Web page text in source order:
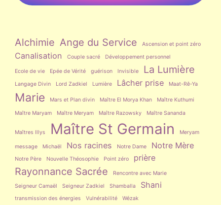
Alchimie Ange du Service Ascension et point zéro
Canalisation Couple sacré Développement personnel
Ecole de vie Epée de Vérité guérison Invisible La Lumière
Langage Divin Lord Zadkiel Lumière Lâcher prise Maat-Rê-Ya
Marie Mars et Plan divin Maître El Morya Khan Maître Kuthumi
Maître Maryam Maître Meryam Maître Razowsky Maître Sananda
Maîtres Illys Maître St Germain Meryam
message Michaël Nos racines Notre Dame Notre Mère
Notre Père Nouvelle Théosophie Point zéro prière
Rayonnance Sacrée
Rencontre avec Marie
Seigneur Camaël
Seigneur Zadkiel Shamballa Shani
transmission des énergies Vulnérabilité Wézak